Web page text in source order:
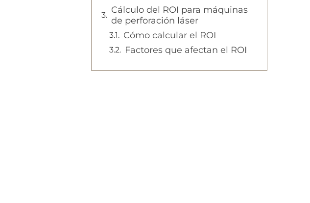
Cálculo del ROI para máquinas
de perforación láser
Cómo calcular el ROI
Factores que afectan el ROI